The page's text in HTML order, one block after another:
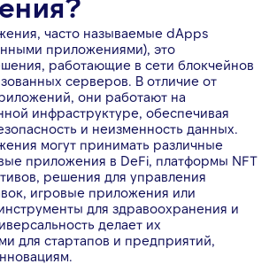
часто называемые dApps
приложениями), это
работающие в сети блокчейнов
серверов. В отличие от
они работают на
инфраструктуре, обеспечивая
и неизменность данных.
могут принимать различные
приложения в DeFi, платформы NFT
решения для управления
игровые приложения или
для здравоохранения и
делает их
для стартапов и предприятий,